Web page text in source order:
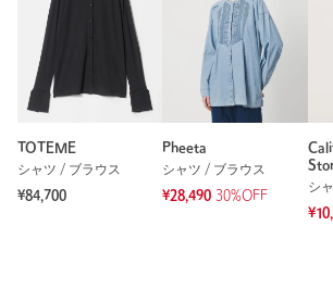
TOTEME
シャツ / ブラウス
¥84,700
Pheeta
シャツ / ブラウス
¥28,490 30%OFF
シ